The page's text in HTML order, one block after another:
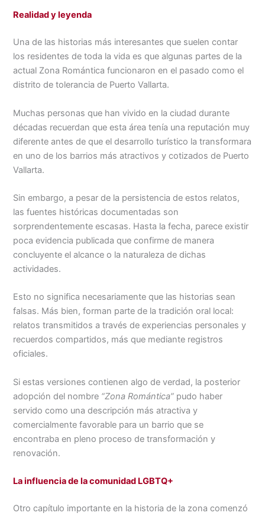
Realidad y leyenda
Una de las historias más interesantes que suelen contar
los residentes de toda la vida es que algunas partes de la
actual Zona Romántica funcionaron en el pasado como el
distrito de tolerancia de Puerto Vallarta.
Muchas personas que han vivido en la ciudad durante
décadas recuerdan que esta área tenía una reputación muy
diferente antes de que el desarrollo turístico la transformara
en uno de los barrios más atractivos y cotizados de Puerto
Vallarta.
Sin embargo, a pesar de la persistencia de estos relatos,
las fuentes históricas documentadas son
sorprendentemente escasas. Hasta la fecha, parece existir
poca evidencia publicada que confirme de manera
concluyente el alcance o la naturaleza de dichas
actividades.
Esto no significa necesariamente que las historias sean
falsas. Más bien, forman parte de la tradición oral local:
relatos transmitidos a través de experiencias personales y
recuerdos compartidos, más que mediante registros
oficiales.
Si estas versiones contienen algo de verdad, la posterior
adopción del nombre “Zona Romántica” pudo haber
servido como una descripción más atractiva y
comercialmente favorable para un barrio que se
encontraba en pleno proceso de transformación y
renovación.
La influencia de la comunidad LGBTQ+
Otro capítulo importante en la historia de la zona comenzó